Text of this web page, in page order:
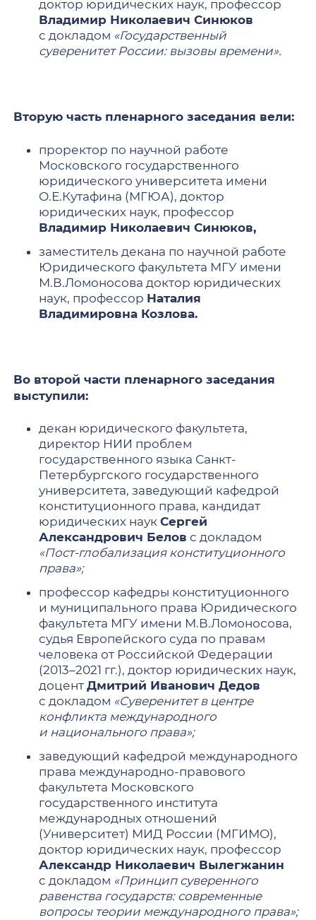
доктор юридических наук, профессор
Владимир Николаевич Синюков
с докладом «Государственный
суверенитет России: вызовы времени».
Вторую часть пленарного заседания вели:
проректор по научной работе
Московского государственного
юридического университета имени
О.Е.Кутафина (МГЮА), доктор
юридических наук, профессор
Владимир Николаевич Синюков,
заместитель декана по научной работе
Юридического факультета МГУ имени
М.В.Ломоносова доктор юридических
наук, профессор Наталия
Владимировна Козлова.
Во второй части пленарного заседания
выступили:
декан юридического факультета,
директор НИИ проблем
государственного языка Санкт-
Петербургского государственного
университета, заведующий кафедрой
конституционного права, кандидат
юридических наук Сергей
Александрович Белов с докладом
«Пост-глобализация конституционного
права»;
профессор кафедры конституционного
и муниципального права Юридического
факультета МГУ имени М.В.Ломоносова,
судья Европейского суда по правам
человека от Российской Федерации
(2013–2021 гг.), доктор юридических наук,
доцент Дмитрий Иванович Дедов
с докладом «Суверенитет в центре
конфликта международного
и национального права»;
заведующий кафедрой международного
права международно-правового
факультета Московского
государственного института
международных отношений
(Университет) МИД России (МГИМО),
доктор юридических наук, профессор
Александр Николаевич Вылегжанин
с докладом «Принцип суверенного
равенства государств: современные
вопросы теории международного права»;